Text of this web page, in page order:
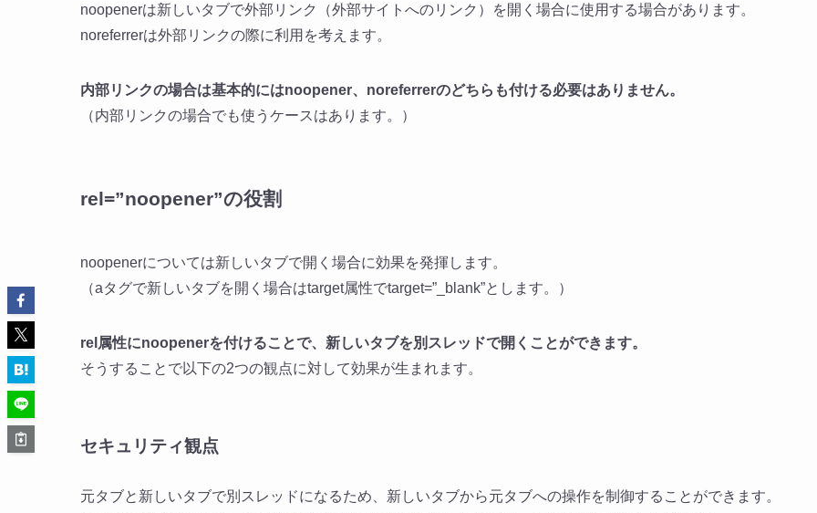
noopenerは新しいタブで外部リンク（外部サイトへのリンク）を開く場合に使用する場合があります。
noreferrerは外部リンクの際に利用を考えます。
内部リンクの場合は基本的にはnoopener、noreferrerのどちらも付ける必要はありません。
（内部リンクの場合でも使うケースはあります。）
rel=”noopener”の役割
noopenerについては新しいタブで開く場合に効果を発揮します。
（aタグで新しいタブを開く場合はtarget属性でtarget=”_blank”とします。）
rel属性にnoopenerを付けることで、新しいタブを別スレッドで開くことができます。
そうすることで以下の2つの観点に対して効果が生まれます。
セキュリティ観点
元タブと新しいタブで別スレッドになるため、新しいタブから元タブへの操作を制御することができます。